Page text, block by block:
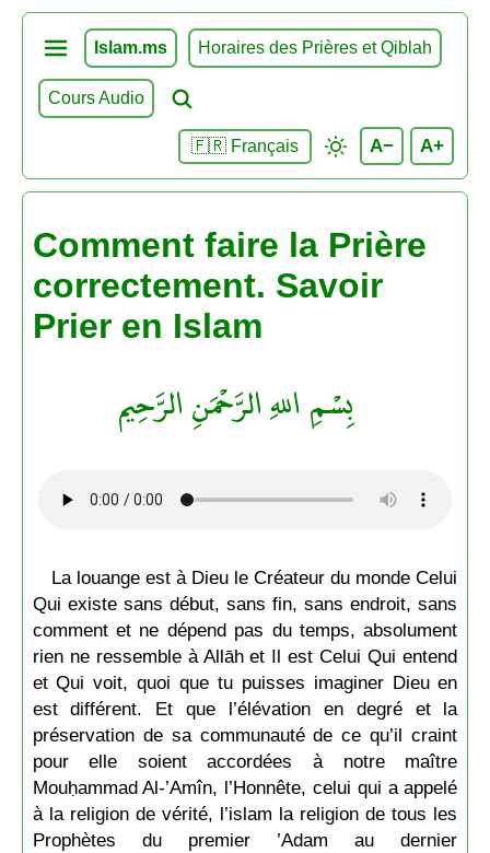
Islam.ms Horaires des Prières et Qiblah
Cours Audio
🇫🇷 Français A− A+
Comment faire la Prière
correctement. Savoir
Prier en Islam
بِسْمِ اللهِ الرَّحْمَنِ الرَّحِيم
La louange est à Dieu le Créateur du monde Celui
Qui existe sans début, sans fin, sans endroit, sans
comment et ne dépend pas du temps, absolument
rien ne ressemble à Allāh et Il est Celui Qui entend
et Qui voit, quoi que tu puisses imaginer Dieu en
est différent. Et que l’élévation en degré et la
préservation de sa communauté de ce qu’il craint
pour elle soient accordées à notre maître
Mouḥammad Al-’Amîn, l’Honnête, celui qui a appelé
à la religion de vérité, l’islam la religion de tous les
Prophètes du premier ’Adam au dernier